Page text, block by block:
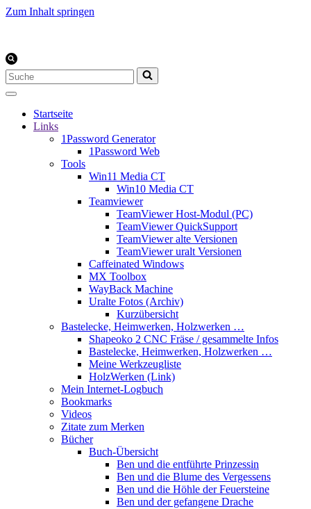
Zum Inhalt springen
Suchen
nach …
Startseite
Links
1Password Generator
1Password Web
Tools
Win11 Media CT
Win10 Media CT
Teamviewer
TeamViewer Host-Modul (PC)
TeamViewer QuickSupport
TeamViewer alte Versionen
TeamViewer uralt Versionen
Caffeinated Windows
MX Toolbox
WayBack Machine
Uralte Fotos (Archiv)
Kurzübersicht
Bastelecke, Heimwerken, Holzwerken …
Shapeoko 2 CNC Fräse / gesammelte Infos
Bastelecke, Heimwerken, Holzwerken …
Meine Werkzeugliste
HolzWerken (Link)
Mein Internet-Logbuch
Bookmarks
Videos
Zitate zum Merken
Bücher
Buch-Übersicht
Ben und die entführte Prinzessin
Ben und die Blume des Vergessens
Ben und die Höhle der Feuersteine
Ben und der gefangene Drache